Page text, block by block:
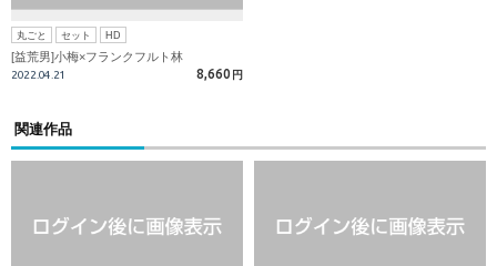
丸ごと セット HD
[益荒男]小梅×フランクフルト林
2022.04.21 8,660 円
関連作品